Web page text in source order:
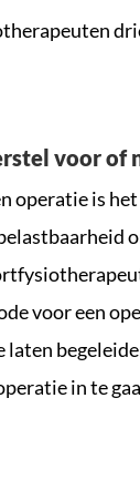
voor of
operatie is
voor een
laten
in te